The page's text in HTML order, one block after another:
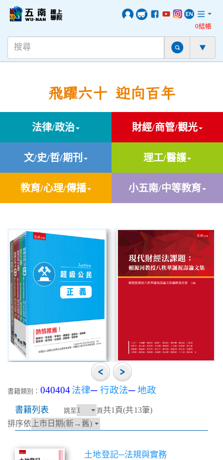
0結帳
飛躍六十 迎向百年
法律/政治 財經/商管/觀光
文/史/哲/期刊 理工/醫護
教育/心理/傳播 小五南/中等教育
書籍類別： 040404法律─ 行政法─地政
書籍列表 跳至 頁共1頁(共13筆)
排序依
土地登記─法規與實務